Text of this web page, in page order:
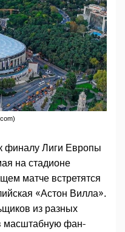
финалу Лиги Европы
на стадионе
матче встретятся
«Астон Вилла».
из разных
масштабную фан-